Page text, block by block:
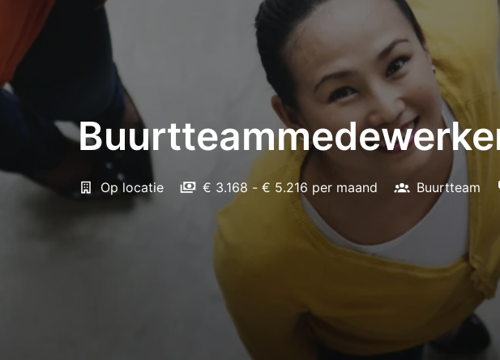
Op locatie € 3.168 - € 5.216 per maand Buurtteam